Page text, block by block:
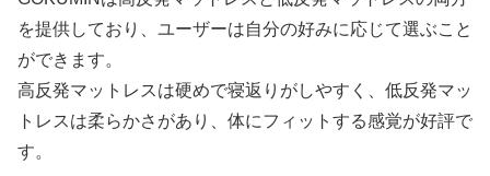
を提供しており、ユーザーは自分の好みに応じて選ぶこと
ができます。
高反発マットレスは硬めで寝返りがしやすく、低反発マッ
トレスは柔らかさがあり、体にフィットする感覚が好評で
す。